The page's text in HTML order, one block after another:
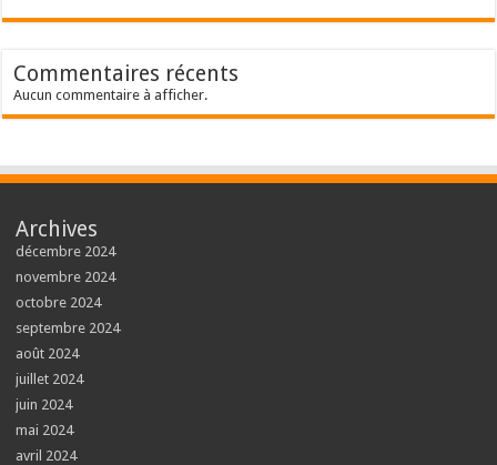
Commentaires récents
Aucun commentaire à afficher.
Archives
décembre 2024
novembre 2024
octobre 2024
septembre 2024
août 2024
juillet 2024
juin 2024
mai 2024
avril 2024